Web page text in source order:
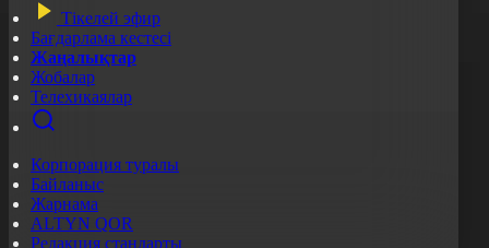
Тікелей эфир
Бағдарлама кестесі
Жаңалықтар
Жобалар
Телехикаялар
Корпорация туралы
Байланыс
Жарнама
ALTYN QOR
Редакция стандарты